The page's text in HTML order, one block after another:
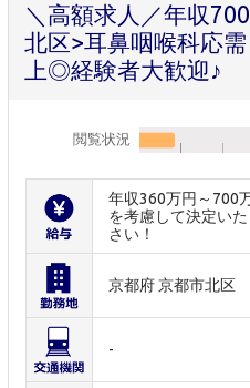
＼高額求人／年収
北区>耳鼻咽喉科応
上◎経験者大歓迎♪
閲覧状況
年収360万円～700
を考慮して決定い
さい！
京都府 京都市北区
-